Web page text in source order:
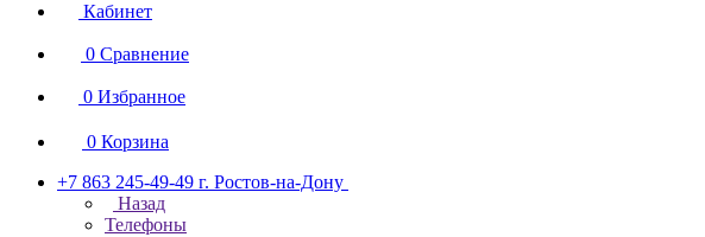
Кабинет
0 Сравнение
0 Избранное
0 Корзина
+7 863 245-49-49 г. Ростов-на-Дону
Назад
Телефоны